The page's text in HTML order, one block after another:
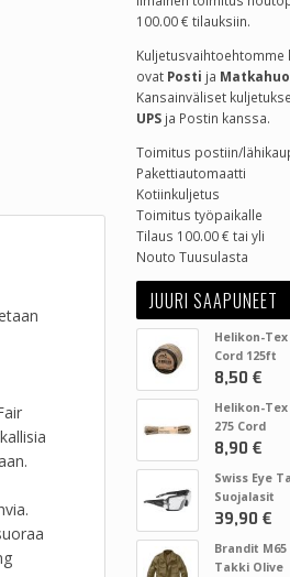
100.00 € tilauksiin.
Kuljetusvaihtoehtomme
ovat Posti ja
Kansainväliset
UPS ja Postin kanssa.
Toimitus postiin/
Pakettiautomaatti
Kotiinkuljetus
Toimitus työpaikalle
Tilaus 100.00 € tai yli
Nouto Tuusulasta
JUURI SAAPUNEET
Helikon-
Cord 125ft
8,50 €
Helikon-
275 Cord
8,90 €
Swiss Eye
Suojalasit
39,90 €
Brandit
Takki Olive